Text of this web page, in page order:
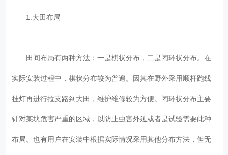
1.大田布局
田间布局有两种方法：一是棋状分布，二是闭环状分布。在
实际安装过程中，棋状分布较为普遍。因其在野外采用顺杆跑线
挂灯再进行拉支路到大田，维护维修较为方便。闭环状分布主要
针对某块危害严重的区域，以防止虫害外延或者是试验需要此种
布局。也有用户在安装中根据实际情况采用其他分布方法，但无